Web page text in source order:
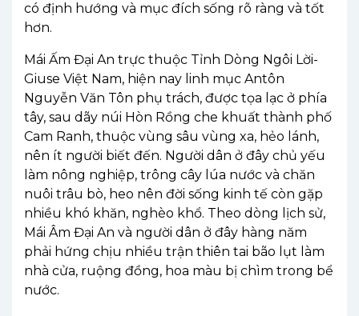
có định hướng và mục đích sống rõ ràng và tốt
hơn.
Mái Ấm Đại An trực thuộc Tỉnh Dòng Ngôi Lời-
Giuse Việt Nam, hiện nay linh mục Antôn
Nguyễn Văn Tôn phụ trách, được tọa lạc ở phía
tây, sau dãy núi Hòn Rồng che khuất thành phố
Cam Ranh, thuộc vùng sâu vùng xa, hẻo lánh,
nên ít người biết đến. Người dân ở đây chủ yếu
làm nông nghiệp, trông cây lúa nước và chăn
nuôi trâu bò, heo nên đời sống kinh tế còn gặp
nhiều khó khăn, nghèo khổ. Theo dòng lịch sử,
Mái Âm Đại An và người dân ở đây hàng năm
phải hứng chịu nhiều trận thiên tai bão lụt làm
nhà cửa, ruộng đồng, hoa màu bị chìm trong bể
nước.